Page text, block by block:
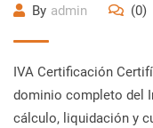
By admin (0)
IVA Certificación
dominio completo del
cálculo, liquidación y